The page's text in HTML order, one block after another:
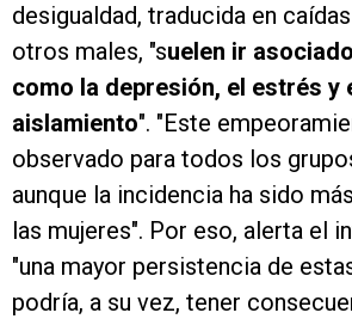
desigualdad, traducida en
otros males, "suelen ir
como la depresión, el estrés y
aislamiento". "Este
observado para todos los
aunque la incidencia ha sido
las mujeres". Por eso, alerta el
"una mayor persistencia de
podría, a su vez, tener